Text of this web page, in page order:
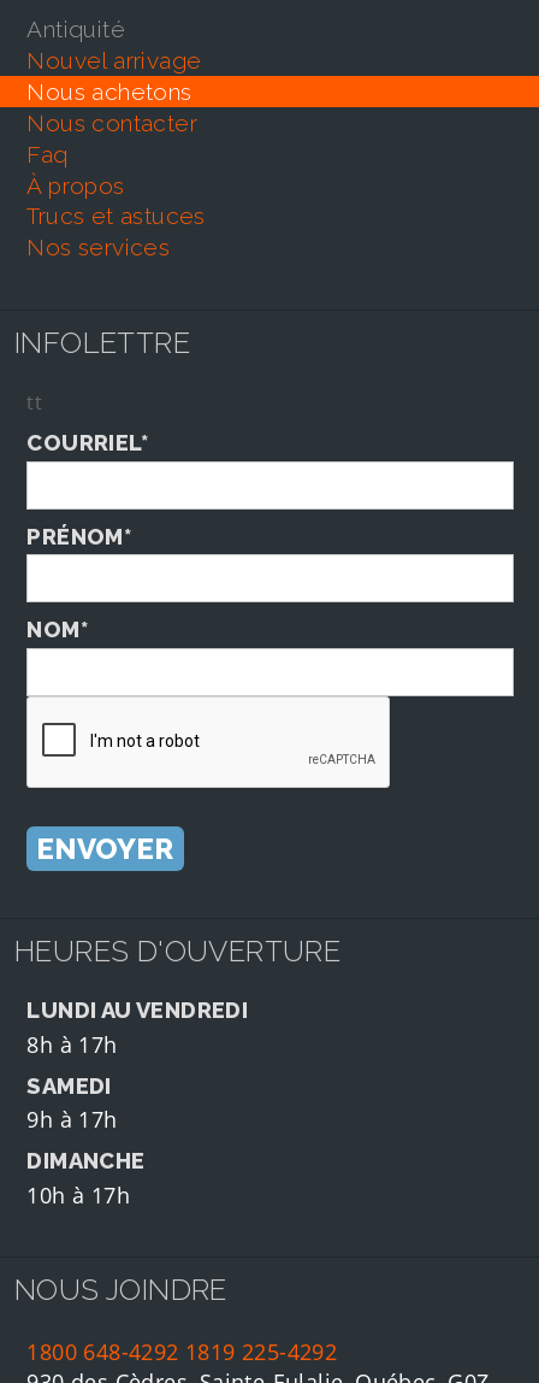
antiquité
nouvel arrivage
nous achetons
nous contacter
faq
À propos
trucs et astuces
nos services
INFOLETTRE
tt
COURRIEL*
PRÉNOM*
NOM*
HEURES D'OUVERTURE
LUNDI AU VENDREDI
8h à 17h
SAMEDI
9h à 17h
DIMANCHE
10h à 17h
NOUS JOINDRE
1800 648-4292 1819 225-4292